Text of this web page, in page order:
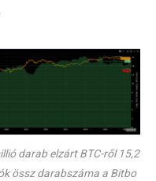
darab elzárt BTC-ről 15,2
össz darabszáma a Bitbo